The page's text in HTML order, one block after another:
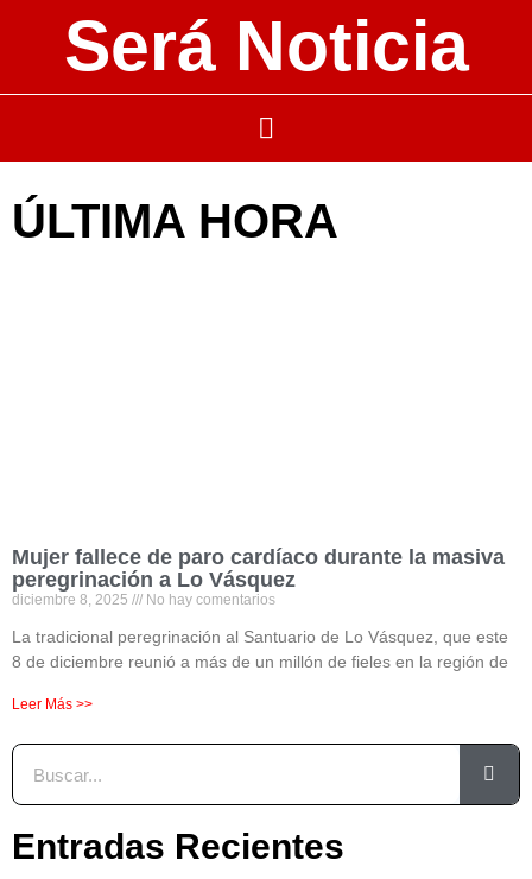
Será Noticia
ÚLTIMA HORA
Mujer fallece de paro cardíaco durante la masiva
peregrinación a Lo Vásquez
diciembre 8, 2025 No hay comentarios
La tradicional peregrinación al Santuario de Lo Vásquez, que este
8 de diciembre reunió a más de un millón de fieles en la región de
Leer Más >>
Entradas Recientes